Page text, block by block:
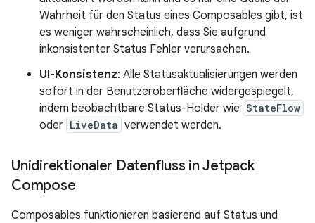
Wahrheit für den Status eines Composables gibt, ist
es weniger wahrscheinlich, dass Sie aufgrund
inkonsistenter Status Fehler verursachen.
UI-Konsistenz: Alle Statusaktualisierungen werden
sofort in der Benutzeroberfläche widergespiegelt,
indem beobachtbare Status-Holder wie StateFlow
oder LiveData verwendet werden.
Unidirektionaler Datenfluss in Jetpack
Compose
Composables funktionieren basierend auf Status und